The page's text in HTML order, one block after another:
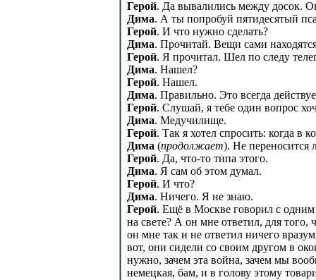
Герой. Да вывалились между досок.
Дима. А ты попробуй пятидесятый
Герой. И что нужно сделать?
Дима. Прочитай. Вещи сами
Герой. Я прочитал. Шел по следу
Дима. Нашел?
Герой. Нашел.
Дима. Правильно. Это всегда
Герой. Слушай, я тебе один вопрос
Дима. Медучилище.
Герой. Так я хотел спросить: когда в
Дима (продолжает). Не переносится
Герой. Да, что-то типа этого.
Дима. Я сам об этом думал.
Герой. И что?
Дима. Ничего. Я не знаю.
Герой. Ещё в Москве говорил с
на свете? А он мне ответил, для
он мне так и не ответил ничего
вот, они сидели со своим другом в
нужно, зачем эта война, зачем мы
немецкая, бам, и в голову этому